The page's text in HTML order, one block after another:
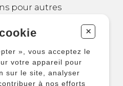
pour autres
pour
+
», vous acceptez le
votre appareil pour
sur le site, analyser
à nos efforts